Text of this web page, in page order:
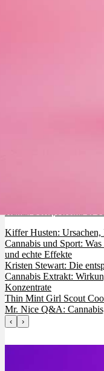
Kiffer Husten:
Cannabis und Sport:
und echte Effekte
Kristen Stewart: Die
Cannabis Extrakt:
Konzentrate
Thin Mint Girl Scout
Mr. Nice Q&A:
‹ ›